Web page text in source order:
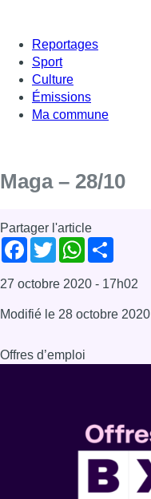
Reportages
Sport
Culture
Émissions
Ma commune
Maga – 28/10
Partager l'article
Facebook
TwitterWhatsApp
27 octobre 2020 - 17h02
Modifié le 28 octobre 2020
Offres d’emploi